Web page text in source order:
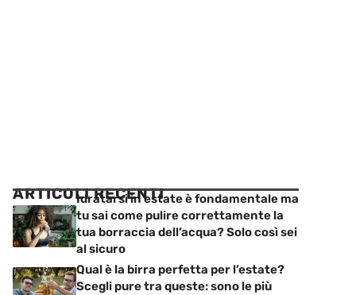
ARTICOLI RECENTI
Idratarsi in estate è fondamentale ma
tu sai come pulire correttamente la
tua borraccia dell’acqua? Solo così sei
al sicuro
Qual è la birra perfetta per l’estate?
Scegli pure tra queste: sono le più